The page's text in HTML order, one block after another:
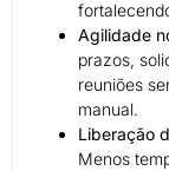
Agilidade
prazos,
reuniões
manual.
Liberação
Menos